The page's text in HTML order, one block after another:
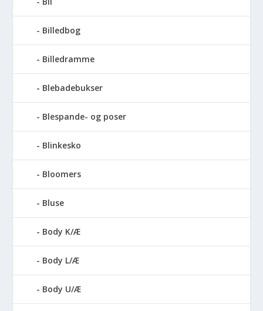
Billedbog
Billedramme
Blebadebukser
Blespande- og poser
Blinkesko
Bloomers
Bluse
Body K/Æ
Body L/Æ
Body U/Æ